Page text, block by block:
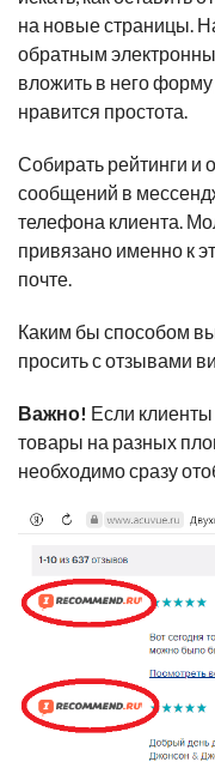
на новые страницы.
обратным
вложить в него
нравится простота.
Собирать рейтинги
сообщений в
телефона клиента.
привязано именно к
почте.
Каким бы способом
просить с отзывами
Важно! Если
товары на разных
необходимо сразу